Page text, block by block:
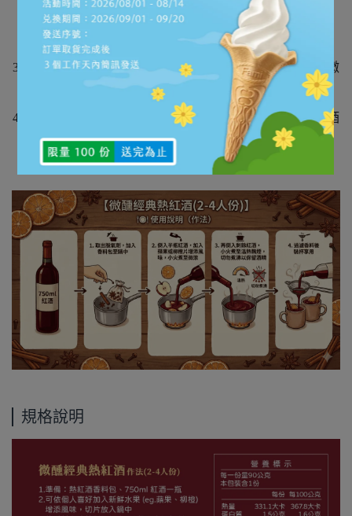
1. 準備熱紅酒香料包與750ml紅酒一瓶
2. 取出脫氧劑，加入香料包至鍋中
3. 倒入半瓶紅酒，加入蘋果或柳橙片增添風味，小火煮至微
4. 再倒入剩餘紅酒，小火煮至溫熱飄煙，切勿煮沸以保留酒
精
5. 過濾香料後裝杯享用
規格說明